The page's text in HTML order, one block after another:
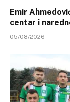
Emir
centar i
05/08/2026